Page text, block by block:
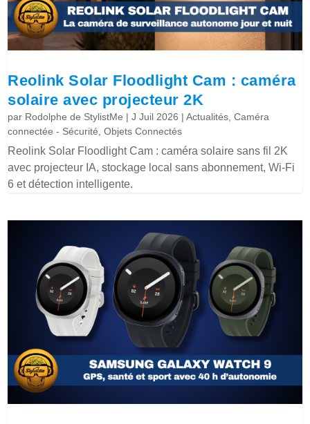
Reolink Solar Floodlight Cam : caméra
solaire avec projecteur 2K
par Rodolphe de StylistMe |J Juil 2026 |Actualités ,Caméra
connectée - Sécurité ,Objets Connectés
Reolink Solar Floodlight Cam : caméra solaire sans fil 2K
avec projecteur IA, stockage local sans abonnement, Wi-Fi
6 et détection intelligente.